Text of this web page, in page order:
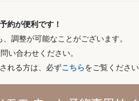
約が便利です！
調整が可能なことがございます。
い合わせください。
れる方は、必ずこちら をご覧ください